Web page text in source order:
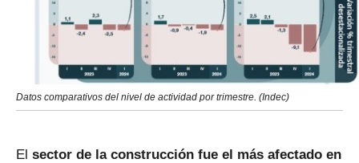
Datos comparativos del nivel de actividad por trimestre. (Indec)
El sector de la construcción fue el más afectado en